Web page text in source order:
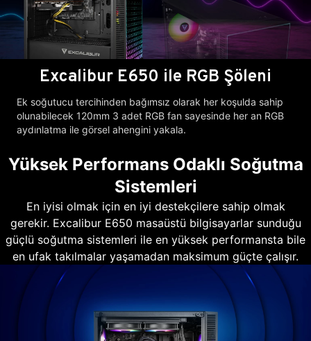
Excalibur E650 ile RGB Şöleni
Ek soğutucu tercihinden bağımsız olarak her koşulda sahip
olunabilecek 120mm 3 adet RGB fan sayesinde her an RGB
aydınlatma ile görsel ahengini yakala.
Yüksek Performans Odaklı Soğutma
Sistemleri
En iyisi olmak için en iyi destekçilere sahip olmak
gerekir. Excalibur E650 masaüstü bilgisayarlar sunduğu
güçlü soğutma sistemleri ile en yüksek performansta bile
en ufak takılmalar yaşamadan maksimum güçte çalışır.